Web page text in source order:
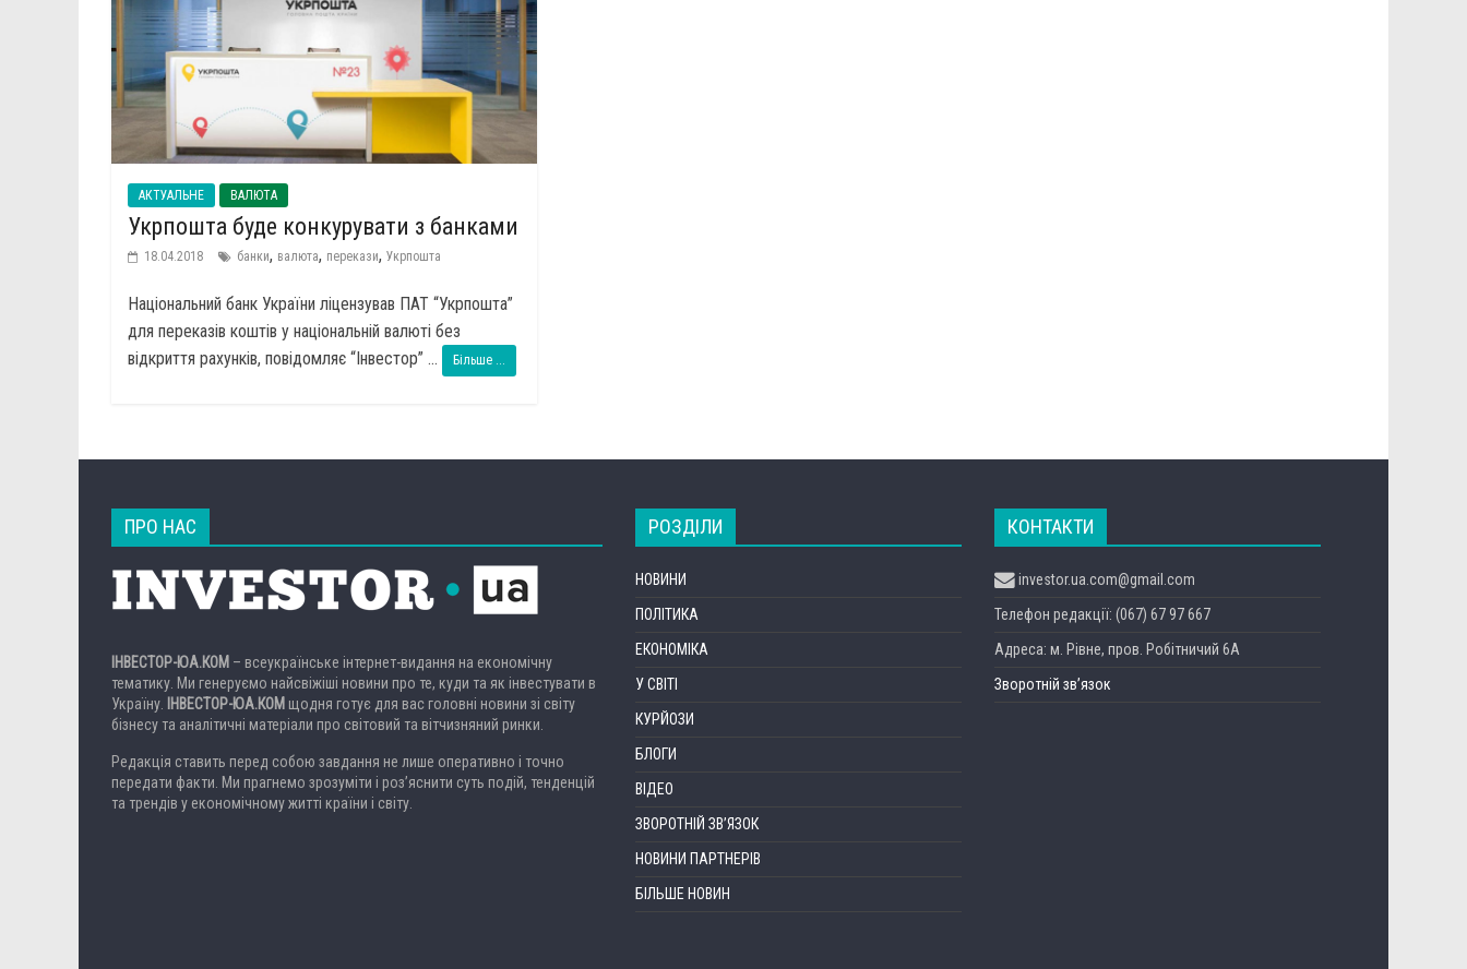
АКТУАЛЬНЕ ВАЛЮТА
Укрпошта буде конкурувати з банками
18.04.2018 банки, валюта, перекази, Укрпошта
Національний банк України ліцензував ПАТ “Укрпошта”
для переказів коштів у національній валюті без
відкриття рахунків, повідомляє “Інвестор” ...
Більше ...
ПРО НАС
ІНВЕСТОР-ЮА.КОМ – всеукраїнське інтернет-видання на економічну
тематику. Ми генеруємо найсвіжіші новини про те, куди та як інвестувати в
Україну.
ІНВЕСТОР-ЮА.КОМ щодня готує для вас головні новини зі світу
бізнесу та аналітичні матеріали про світовий та вітчизняний ринки.
Редакція ставить перед собою завдання не лише оперативно і точно
передати факти. Ми прагнемо зрозуміти і роз’яснити суть подій, тенденцій
та трендів у економічному житті країни і світу.
РОЗДІЛИ
НОВИНИ
ПОЛІТИКА
ЕКОНОМІКА
У СВІТІ
КУРЙОЗИ
БЛОГИ
ВІДЕО
ЗВОРОТНІЙ ЗВ’ЯЗОК
НОВИНИ ПАРТНЕРІВ
БІЛЬШЕ НОВИН
КОНТАКТИ
investor.ua.com@gmail.com
Телефон редакції: (067) 67 97 667
Адреса: м. Рівне, пров. Робітничий 6А
Зворотній зв’язок